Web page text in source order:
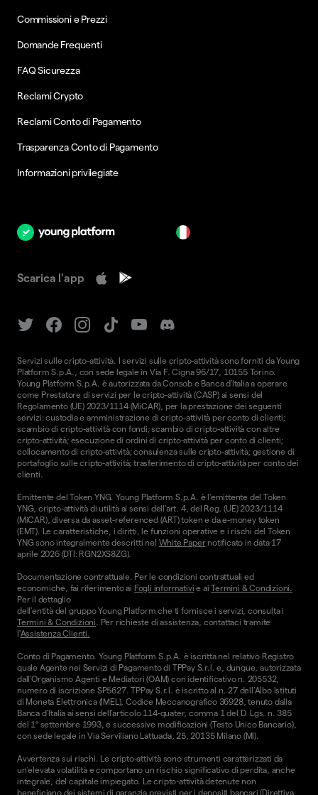
Commissioni e Prezzi
Domande Frequenti
FAQ Sicurezza
Reclami Crypto
Reclami Conto di Pagamento
Trasparenza Conto di Pagamento
Informazioni privilegiate
Scarica l'app
Servizi sulle cripto-attività. I servizi sulle cripto-attività sono forniti da Young
Platform S.p.A., con sede legale in Via F. Cigna 96/17, 10155 Torino.
Young Platform S.p.A. è autorizzata da Consob e Banca d'Italia a operare
come Prestatore di servizi per le cripto-attività (CASP) ai sensi del
Regolamento (UE) 2023/1114 (MiCAR), per la prestazione dei seguenti
servizi: custodia e amministrazione di cripto-attività per conto di clienti;
scambio di cripto-attività con fondi; scambio di cripto-attività con altre
cripto-attività; esecuzione di ordini di cripto-attività per conto di clienti;
collocamento di cripto-attività; consulenza sulle cripto-attività; gestione di
portafoglio sulle cripto-attività; trasferimento di cripto-attività per conto dei
clienti.
Emittente del Token YNG. Young Platform S.p.A. è l'emittente del Token
YNG, cripto-attività di utilità ai sensi dell'art. 4, del Reg. (UE) 2023/1114
(MiCAR), diversa da asset-referenced (ART) token e da e-money token
(EMT). Le caratteristiche, i diritti, le funzioni operative e i rischi del Token
YNG sono integralmente descritti nel White Papernotificato in data 17
aprile 2026 (DTI: RGN2XS8ZG).
Documentazione contrattuale. Per le condizioni contrattuali ed
economiche, fai riferimento ai Fogli informativi e aiTermini & Condizioni.
Per il dettaglio
dell'entità del gruppo Young Platform che ti fornisce i servizi, consulta i
Termini & Condizioni . Per richieste di assistenza, contattaci tramite
l'Assistenza Clienti.
Conto di Pagamento. Young Platform S.p.A. è iscritta nel relativo Registro
quale Agente nei Servizi di Pagamento di TPPay S.r.l. e, dunque, autorizzata
dall’Organismo Agenti e Mediatori (OAM) con identificativo n. 205532,
numero di iscrizione SP5627. TPPay S.r.l. è iscritto al n. 27 dell’Albo Istituti
di Moneta Elettronica (IMEL), Codice Meccanografico 36928, tenuto dalla
Banca d’Italia ai sensi dell’articolo 114-quater, comma 1 del D. Lgs. n. 385
del 1° settembre 1993, e successive modificazioni (Testo Unico Bancario),
con sede legale in Via Serviliano Lattuada, 25, 20135 Milano (MI).
Avvertenza sui rischi. Le cripto-attività sono strumenti caratterizzati da
un'elevata volatilità e comportano un rischio significativo di perdita, anche
integrale, del capitale impiegato. Le cripto-attività detenute non
beneficiano dei sistemi di garanzia previsti per i depositi bancari (Direttiva